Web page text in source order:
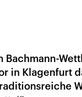
Bachmann-
in Klagenfurt